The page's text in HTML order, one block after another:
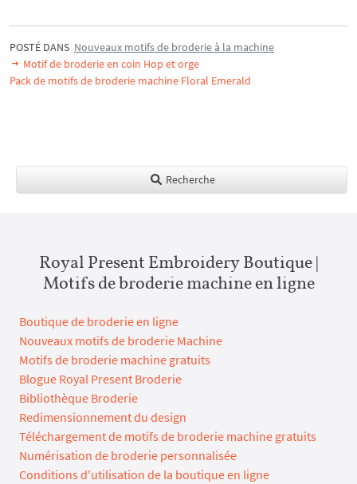
POSTÉ DANS Nouveaux motifs de broderie à la machine
Motif de broderie en coin Hop et orge
Pack de motifs de broderie machine Floral Emerald
Recherche
Royal Present Embroidery Boutique |
Motifs de broderie machine en ligne
Boutique de broderie en ligne
Nouveaux motifs de broderie Machine
Motifs de broderie machine gratuits
Blogue Royal Present Broderie
Bibliothèque Broderie
Redimensionnement du design
Téléchargement de motifs de broderie machine gratuits
Numérisation de broderie personnalisée
Conditions d'utilisation de la boutique en ligne